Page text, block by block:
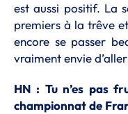
est aussi positif. La
premiers à la trêve
encore se passer
vraiment envie
HN : Tu n’es pas
championnat de